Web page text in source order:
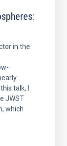
in the
talk, I
JWST
which